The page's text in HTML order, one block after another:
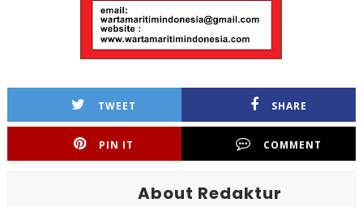
TWEET SHARE
PIN IT COMMENT
About Redaktur